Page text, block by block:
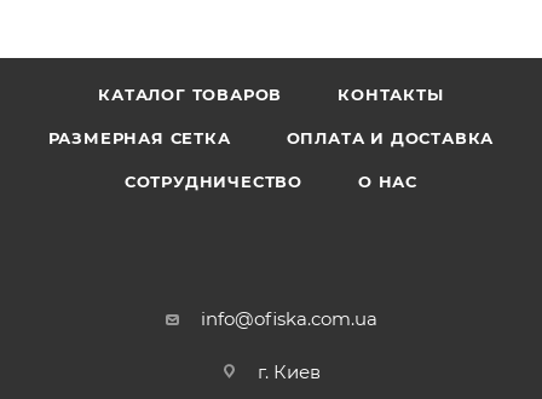
КАТАЛОГ ТОВАРОВ КОНТАКТЫ
РАЗМЕРНАЯ СЕТКА ОПЛАТА И ДОСТАВКА
СОТРУДНИЧЕСТВО О НАС
info@ofiska.com.ua
г. Киев